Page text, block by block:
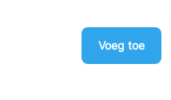
Voeg toe